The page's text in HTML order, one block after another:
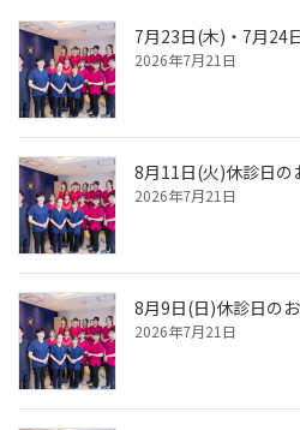
7月23日(木)・7月24
2026年7月21日
8月11日(火)休診日の
2026年7月21日
8月9日(日)休診日の
2026年7月21日